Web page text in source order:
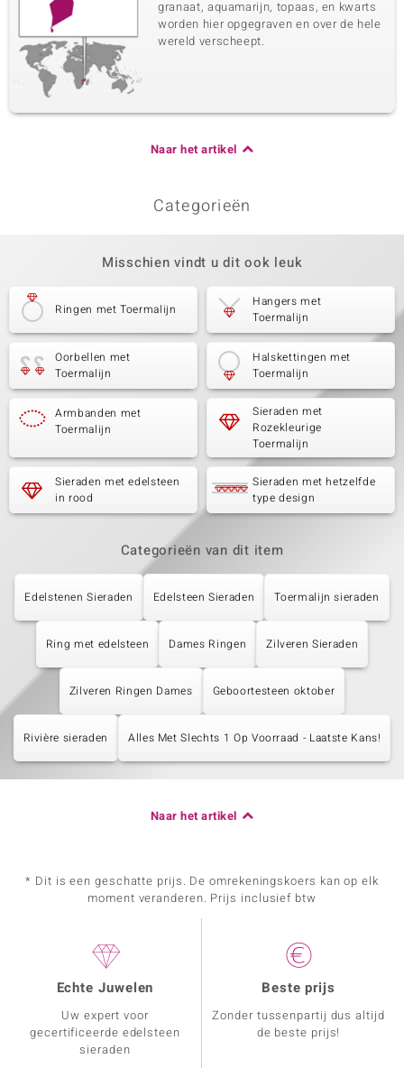
granaat, aquamarijn, topaas, en kwarts
worden hier opgegraven en over de hele
wereld verscheept.
Naar het artikel
Categorieën
Misschien vindt u dit ook leuk
Ringen met Toermalijn
Hangers met
Toermalijn
Oorbellen met
Toermalijn
Halskettingen met
Toermalijn
Armbanden met
Toermalijn
Sieraden met
Rozekleurige
Toermalijn
Sieraden met edelsteen
in rood
Sieraden met hetzelfde
type design
Categorieën van dit item
Edelstenen Sieraden Edelsteen Sieraden Toermalijn sieraden
Ring met edelsteen Dames Ringen Zilveren Sieraden
Zilveren Ringen Dames Geboortesteen oktober
Rivière sieraden Alles Met Slechts 1 Op Voorraad - Laatste Kans!
Naar het artikel
* Dit is een geschatte prijs. De omrekeningskoers kan op elk
moment veranderen. Prijs inclusief btw
Echte Juwelen
Uw expert voor
gecertificeerde edelsteen
sieraden
Beste prijs
Zonder tussenpartij dus altijd
de beste prijs!